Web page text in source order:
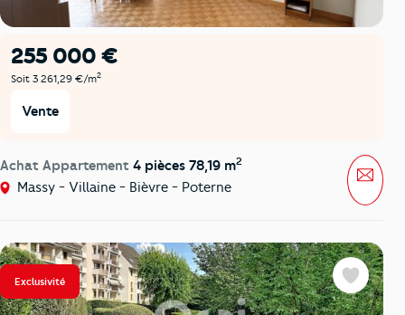
255 000 €
Soit 3 261,29 €/m2
Vente
Achat Appartement 4 pièces 78,19 m2
Massy - Villaine - Bièvre - Poterne
Exclusivité Favoris